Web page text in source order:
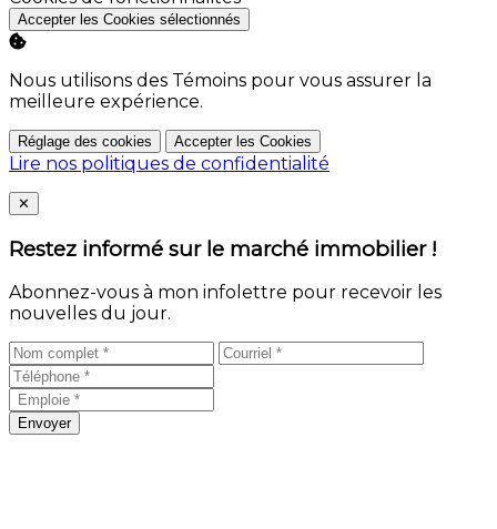
Accepter les Cookies sélectionnés
Nous utilisons des Témoins pour vous assurer la
meilleure expérience.
Réglage des cookies Accepter les Cookies
Lire nos politiques de confidentialité
Close
✕
Restez informé sur le marché immobilier !
Abonnez-vous à mon infolettre pour recevoir les
nouvelles du jour.
Envoyer